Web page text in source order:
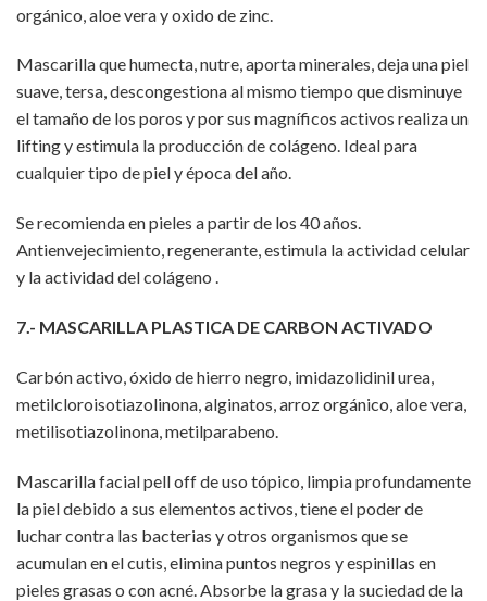
orgánico, aloe vera y oxido de zinc.
Mascarilla que humecta, nutre, aporta minerales, deja una piel
suave, tersa, descongestiona al mismo tiempo que disminuye
el tamaño de los poros y por sus magníficos activos realiza un
lifting y estimula la producción de colágeno. Ideal para
cualquier tipo de piel y época del año.
Se recomienda en pieles a partir de los 40 años.
Antienvejecimiento, regenerante, estimula la actividad celular
y la actividad del colágeno .
7.- MASCARILLA PLASTICA DE CARBON ACTIVADO
Carbón activo, óxido de hierro negro, imidazolidinil urea,
metilcloroisotiazolinona, alginatos, arroz orgánico, aloe vera,
metilisotiazolinona, metilparabeno.
Mascarilla facial pell off de uso tópico, limpia profundamente
la piel debido a sus elementos activos, tiene el poder de
luchar contra las bacterias y otros organismos que se
acumulan en el cutis, elimina puntos negros y espinillas en
pieles grasas o con acné. Absorbe la grasa y la suciedad de la